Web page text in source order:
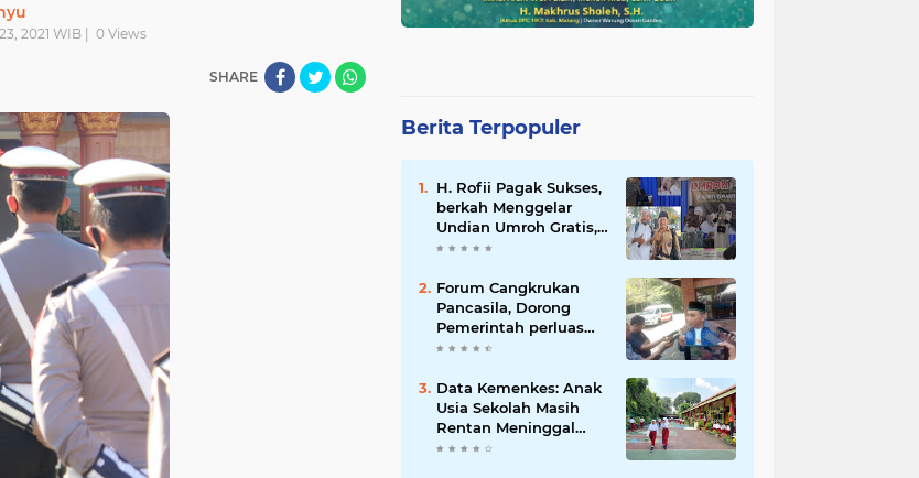
2021 WIB | 0 Views
SHARE
Berita Terpopuler
H. Rofii Pagak Sukses,
berkah Menggelar
Undian Umroh Gratis,
Wujud Kepedulian
Forum Cangkrukan
Pancasila, Dorong
Pemerintah perluas
intensif Perpajakan
UMKM.
Data Kemenkes: Anak
Usia Sekolah Masih
Rentan Meninggal
Akibat DBD